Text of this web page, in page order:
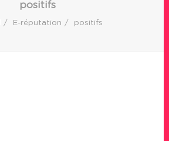
positifs
E-réputation positifs